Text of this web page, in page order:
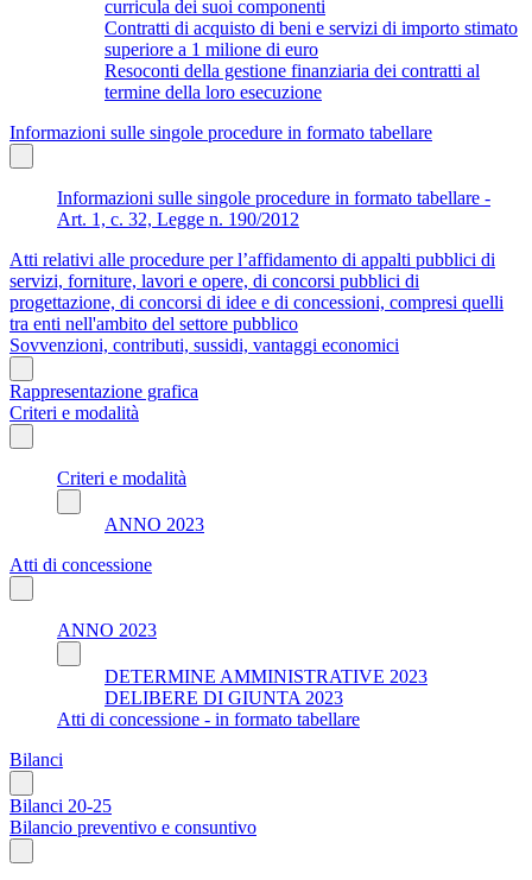
curricula dei suoi componenti
Contratti di acquisto di beni e servizi di importo stimato
superiore a 1 milione di euro
Resoconti della gestione finanziaria dei contratti al
termine della loro esecuzione
Informazioni sulle singole procedure in formato tabellare
Informazioni sulle singole procedure in formato tabellare -
Art. 1, c. 32, Legge n. 190/2012
Atti relativi alle procedure per l’affidamento di appalti pubblici di
servizi, forniture, lavori e opere, di concorsi pubblici di
progettazione, di concorsi di idee e di concessioni, compresi quelli
tra enti nell'ambito del settore pubblico
Sovvenzioni, contributi, sussidi, vantaggi economici
Rappresentazione grafica
Criteri e modalità
Criteri e modalità
ANNO 2023
Atti di concessione
ANNO 2023
DETERMINE AMMINISTRATIVE 2023
DELIBERE DI GIUNTA 2023
Atti di concessione - in formato tabellare
Bilanci
Bilanci 20-25
Bilancio preventivo e consuntivo